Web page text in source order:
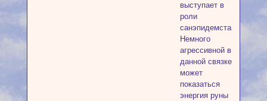
выступает в
роли
санэпидемстанции.
Немного
агрессивной в
данной связке
может
показаться
энергия руны